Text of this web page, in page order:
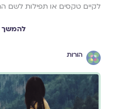
לקיים טקסים או תפילות לשם
להמשך
הורות